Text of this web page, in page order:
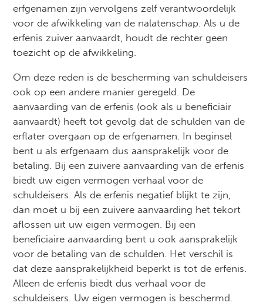
erfgenamen zijn vervolgens zelf verantwoordelijk
voor de afwikkeling van de nalatenschap. Als u de
erfenis zuiver aanvaardt, houdt de rechter geen
toezicht op de afwikkeling.
Om deze reden is de bescherming van schuldeisers
ook op een andere manier geregeld. De
aanvaarding van de erfenis (ook als u beneficiair
aanvaardt) heeft tot gevolg dat de schulden van de
erflater overgaan op de erfgenamen. In beginsel
bent u als erfgenaam dus aansprakelijk voor de
betaling. Bij een zuivere aanvaarding van de erfenis
biedt uw eigen vermogen verhaal voor de
schuldeisers. Als de erfenis negatief blijkt te zijn,
dan moet u bij een zuivere aanvaarding het tekort
aflossen uit uw eigen vermogen. Bij een
beneficiaire aanvaarding bent u ook aansprakelijk
voor de betaling van de schulden. Het verschil is
dat deze aansprakelijkheid beperkt is tot de erfenis.
Alleen de erfenis biedt dus verhaal voor de
schuldeisers. Uw eigen vermogen is beschermd.